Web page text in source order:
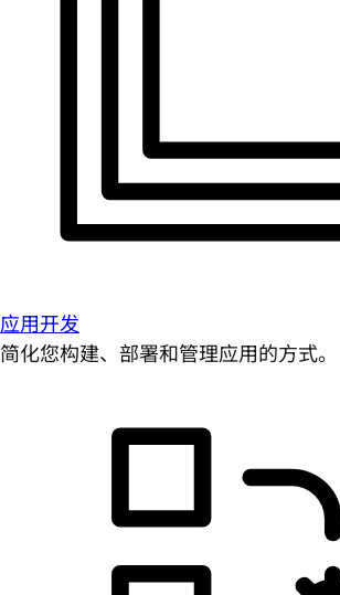
应用开发
简化您构建、部署和管理应用的方式。